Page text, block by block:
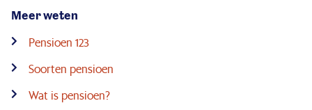
Meer weten
Pensioen 123
Soorten pensioen
Wat is pensioen?